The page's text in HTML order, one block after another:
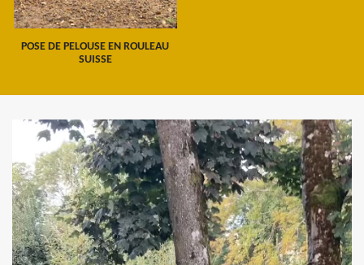
POSE DE PELOUSE EN ROULEAU
SUISSE